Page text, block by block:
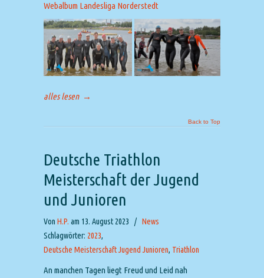
Webalbum Landesliga Norderstedt
alles lesen →
Back to Top
Deutsche Triathlon
Meisterschaft der Jugend
und Junioren
Von H.P. am 13. August 2023 / News
Schlagwörter: 2023,
Deutsche Meisterschaft Jugend Junioren, Triathlon
An manchen Tagen liegt Freud und Leid nah